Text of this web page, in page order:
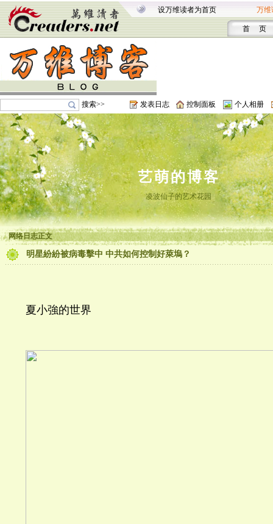
设万维读者为首页 万维
首 页
搜索>> 发表日志 控制面板 个人相册
艺萌的博客
凌波仙子的艺术花园
网络日志正文
明星紛紛被病毒擊中 中共如何控制好萊塢？
夏小強的世界